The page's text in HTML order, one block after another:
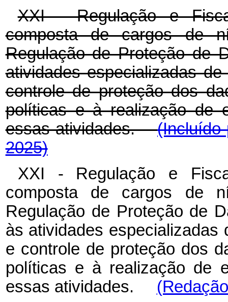
XXI - Regulação e
composta de cargos de
Regulação de Proteção de
atividades especializadas
controle de proteção dos
políticas e à realização de
essas atividades.(Incluído
2025)
XXI - Regulação e
composta de cargos de
Regulação de Proteção de
às atividades especializadas
e controle de proteção dos
políticas e à realização de
essas atividades.